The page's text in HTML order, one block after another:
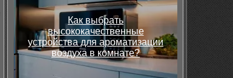
Как выбрать
высококачественные
устройства для ароматизации
воздуха в комнате?